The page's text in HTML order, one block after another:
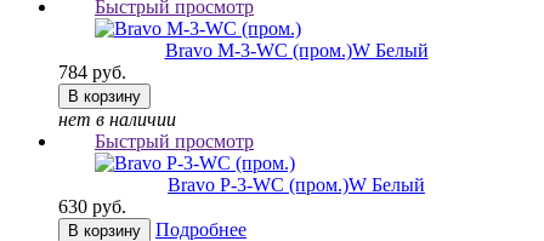
Быстрый просмотр
Bravo M-3-WC (пром.)W Белый
784 руб.
В корзину
нет в наличии
Быстрый просмотр
Bravo P-3-WC (пром.)W Белый
630 руб.
В корзину
Подробнее